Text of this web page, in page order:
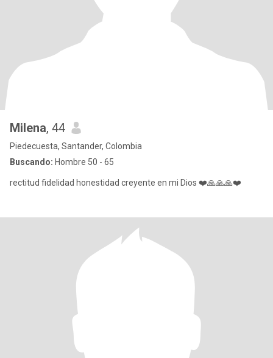
Milena, 44
Piedecuesta, Santander, Colombia
Buscando: Hombre 50 - 65
rectitud fidelidad honestidad creyente en mi Dios ❤️🙏🙏🙏❤️